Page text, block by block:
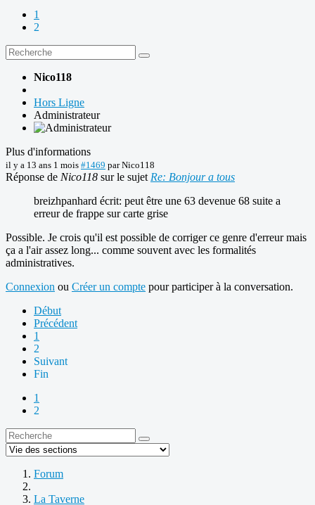
1
2
Nico118
Hors Ligne
Administrateur
Plus d'informations
il y a 13 ans 1 mois #1469 parNico118
Réponse de Nico118 sur le sujet Re: Bonjour a tous
breizhpanhard écrit: peut être une 63 devenue 68 suite a
erreur de frappe sur carte grise
Possible. Je crois qu'il est possible de corriger ce genre d'erreur mais
ça a l'air assez long... comme souvent avec les formalités
administratives.
Connexion ou Créer un compte pour participer à la conversation.
Début
Précédent
1
2
Suivant
Fin
1
2
Forum
La Taverne